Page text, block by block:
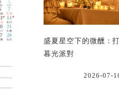
盛夏星空下的微醺：
暮光派對
2026-07-